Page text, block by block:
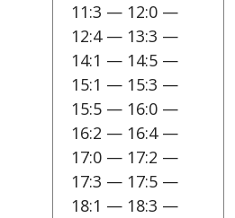
11:3 — 12:0 —
12:4 — 13:3 —
14:1 — 14:5 —
15:1 — 15:3 —
15:5 — 16:0 —
16:2 — 16:4 —
17:0 — 17:2 —
17:3 — 17:5 —
18:1 — 18:3 —